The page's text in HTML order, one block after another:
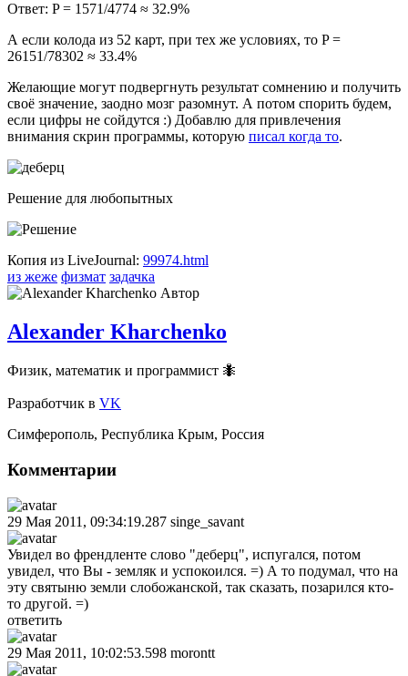
Ответ: P = 1571/4774 ≈ 32.9%
А если колода из 52 карт, при тех же условиях, то P =
26151/78302 ≈ 33.4%
Желающие могут подвергнуть результат сомнению и получить
своё значение, заодно мозг разомнут. А потом спорить будем,
если цифры не сойдутся :) Добавлю для привлечения
внимания скрин программы, которую писал когда то.
Решение для любопытных
Копия из LiveJournal: 99974.html
из жеже физмат задачка
Автор
Alexander Kharchenko
Физик, математик и программист 🐜
Разработчик в VK
Симферополь, Республика Крым, Россия
Комментарии
29 Мая 2011, 09:34:19.287 singe_savant
Увидел во френдленте слово "деберц", испугался, потом
увидел, что Вы - земляк и успокоился. =) А то подумал, что на
эту святыню земли слобожанской, так сказать, позарился кто-
то другой. =)
ответить
29 Мая 2011, 10:02:53.598 morontt